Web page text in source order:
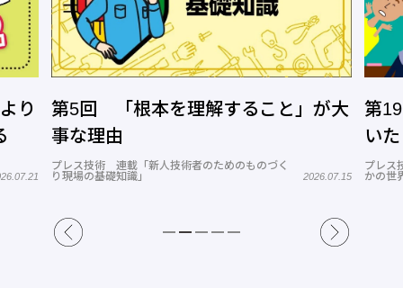
り
第5回 「根本を理解すること」が大
事な理由
プレス技術 連載「新人技術者のためのものづく
り現場の基礎知識」
2026.07.15
第
い
プレス
かの世